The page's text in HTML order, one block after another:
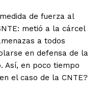
de fuerza al
metió a la cárcel
a todos
en defensa de la
Así, en poco tiempo
el caso de la CNTE?